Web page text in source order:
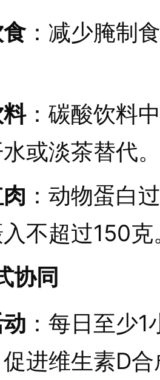
：减少腌制
：碳酸饮料
或淡茶替代
：动物蛋白
不超过150克
协同
：每日至少
进维生素D